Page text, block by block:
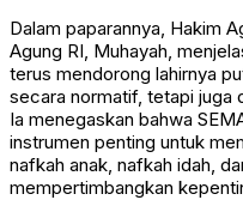
Dalam paparannya, Hakim
Agung RI, Muhayah,
terus mendorong lahirnya
secara normatif, tetapi juga
Ia menegaskan bahwa
instrumen penting untuk
nafkah anak, nafkah idah,
mempertimbangkan